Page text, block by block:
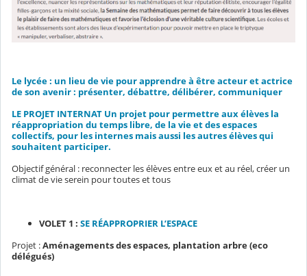
Le lycée : un lieu de vie pour apprendre à être acteur et actrice
de son avenir : présenter, débattre, délibérer, communiquer
LE PROJET INTERNAT Un projet pour permettre aux élèves la
réappropriation du temps libre, de la vie et des espaces
collectifs, pour les internes mais aussi les autres élèves qui
souhaitent participer.
Objectif général : reconnecter les élèves entre eux et au réel, créer un
climat de vie serein pour toutes et tous
VOLET 1 : SE RÉAPPROPRIER L’ESPACE
Projet :Aménagements des espaces, plantation arbre (eco
délégués)